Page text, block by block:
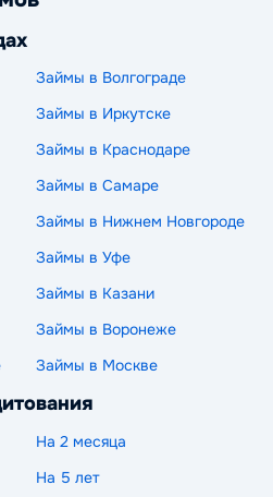
Займы в Волгограде
Займы в Иркутске
Займы в Краснодаре
Займы в Самаре
Займы в Нижнем Новгороде
Займы в Уфе
Займы в Казани
Займы в Воронеже
Займы в Москве
На 2 месяца
На 5 лет